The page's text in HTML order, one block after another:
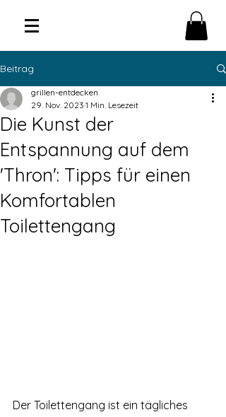
Beitrag
Die Kunst der
Entspannung auf dem
'Thron': Tipps für einen
Komfortablen
Toilettengang
grillen-entdecken
29. Nov. 2023 1 Min. Lesezeit
Der Toilettengang ist ein tägliches